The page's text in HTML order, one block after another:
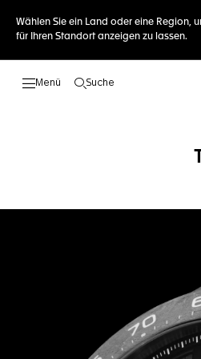
Wählen Sie ein Land oder eine Region,
für Ihren Standort anzeigen zu lassen.
Suche